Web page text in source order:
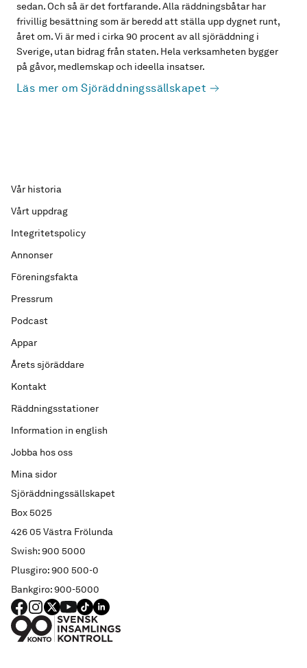
sedan. Och så är det fortfarande. Alla räddningsbåtar har
frivillig besättning som är beredd att ställa upp dygnet runt,
året om. Vi är med i cirka 90 procent av all sjöräddning i
Sverige, utan bidrag från staten. Hela verksamheten bygger
på gåvor, medlemskap och ideella insatser.
Läs mer om Sjöräddningssällskapet
Sjöräddningssällskapet
Box 5025
426 05 Västra Frölunda
Swish: 900 5000
Plusgiro: 900 500-0
Bankgiro: 900-5000
Vår historia
Vårt uppdrag
Integritetspolicy
Annonser
Föreningsfakta
Pressrum
Podcast
Appar
Årets sjöräddare
Kontakt
Räddningsstationer
Information in english
Jobba hos oss
Mina sidor
FACEBOOK
Instagram
X YouTube
TIKTOKLINKED IN